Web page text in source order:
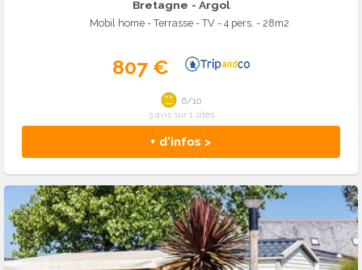
Bretagne - Argol
Mobil home - Terrasse - TV - 4 pers. - 28m2
807 €
+ d'infos >
6/10
3 avis sur 1 sites